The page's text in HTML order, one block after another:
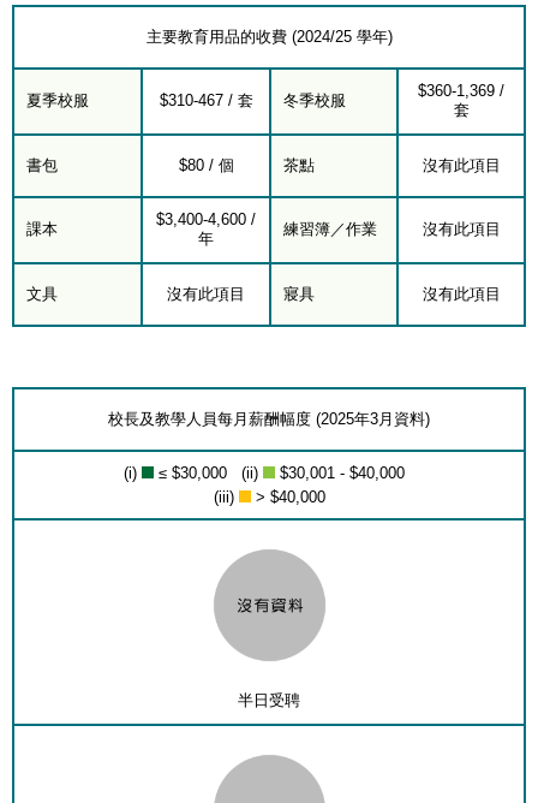
主要教育用品的收費 (2024/25 學年)
夏季校服 $310-467 / 套 冬季校服
$360-1,369 /
套
書包 $80 / 個 茶點 沒有此項目
課本
$3,400-4,600 /
年
練習簿／作業 沒有此項目
文具 沒有此項目 寢具 沒有此項目
校長及教學人員每月薪酬幅度 (2025年3月資料)
(i) ≤ $30,000 (ii)
$30,001 - $40,000
(iii)
> $40,000
半日受聘